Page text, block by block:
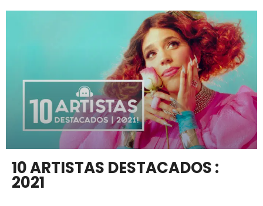
10 ARTISTAS DESTACADOS :
2021